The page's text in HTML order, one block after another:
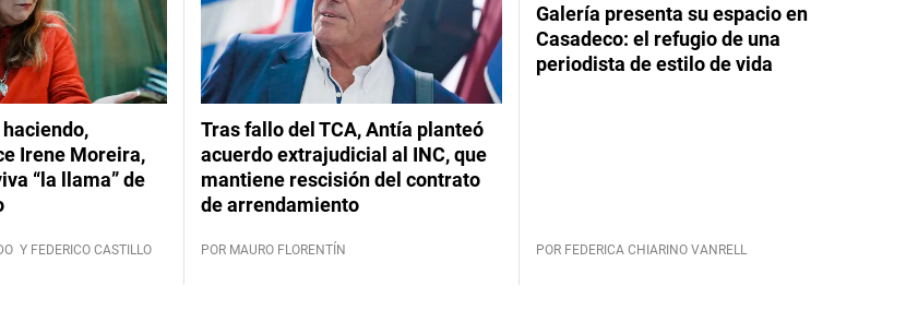
Irene Moreira,
“la llama” de
Y FEDERICO CASTILLO
Tras fallo del TCA, Antía planteó
acuerdo extrajudicial al INC, que
mantiene rescisión del contrato
de arrendamiento
POR MAURO FLORENTÍN
Galería presenta su espacio en
Casadeco: el refugio de una
periodista de estilo de vida
POR FEDERICA CHIARINO VANRELL